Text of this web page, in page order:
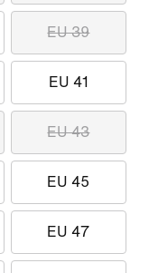
EU 39
EU 41
EU 43
EU 45
EU 47